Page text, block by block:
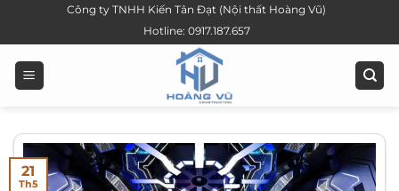
dung
Công ty TNHH Kiến Tân Đạt (Nội thất Hoàng Vũ)
Hotline: 0917.187.657
21
Th5